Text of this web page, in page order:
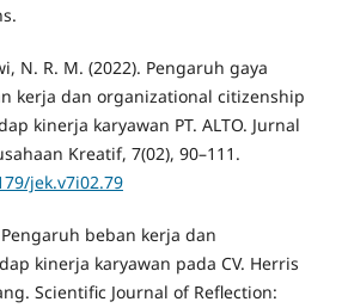
N. R. M. (2022). Pengaruh gaya
kerja dan organizational citizenship
kinerja karyawan PT. ALTO. Jurnal
Kreatif, 7(02), 90–111.
jek.v7i02.79
beban kerja dan
kinerja karyawan pada CV. Herris
Scientific Journal of Reflection: